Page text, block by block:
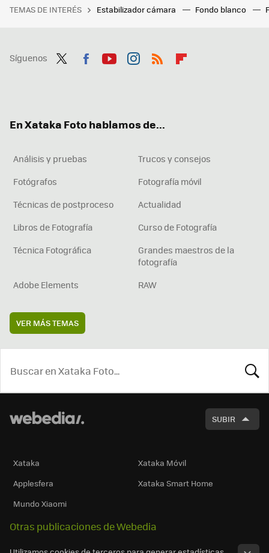
TEMAS DE INTERÉS Estabilizador cámara Fondo blanco
Síguenos
En Xataka Foto hablamos de...
Análisis y pruebas
Trucos y consejos
Fotógrafos
Fotografía móvil
Técnicas de postproceso
Actualidad
Libros de Fotografía
Curso de Fotografía
Técnica Fotográfica
Grandes maestros de la
fotografía
Adobe Elements
RAW
VER MÁS TEMAS
SUBIR
Xataka
Xataka Móvil
Applesfera
Xataka Smart Home
Mundo Xiaomi
Otras publicaciones de Webedia